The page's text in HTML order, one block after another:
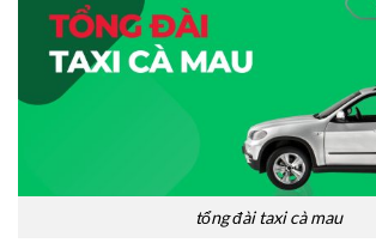
tổng đài taxi cà mau